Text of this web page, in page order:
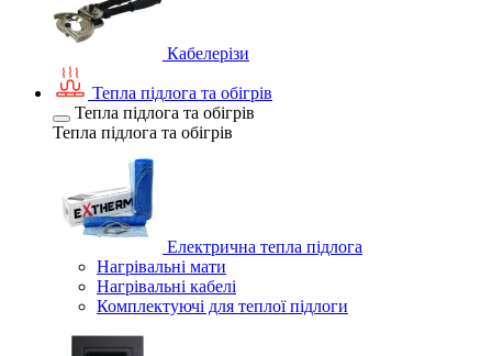
Кабелерізи
Тепла підлога та обігрів
Тепла підлога та обігрів
Тепла підлога та обігрів
Електрична тепла підлога
Нагрівальні мати
Нагрівальні кабелі
Комплектуючі для теплої підлоги